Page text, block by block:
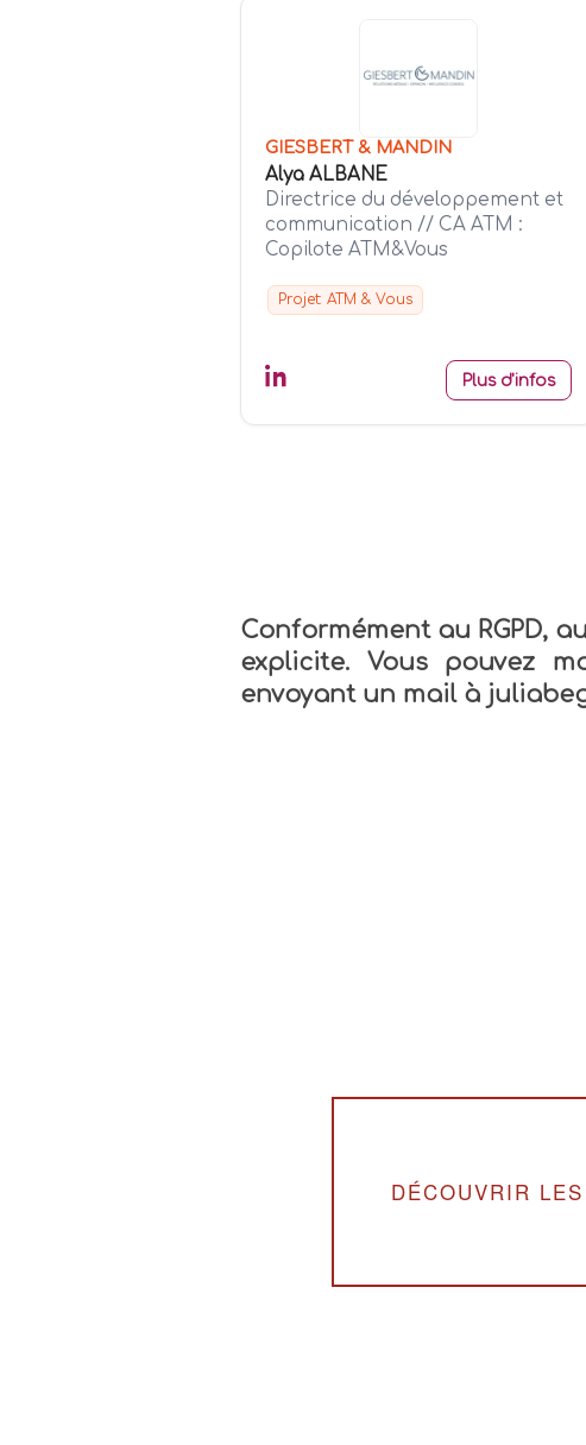
GIESBERT & MANDIN
Alya ALBANE
Directrice du développement et
communication // CA ATM :
Copilote ATM&Vous
Projet: ATM & Vous
Plus d'infos
Conformément au RGPD,
explicite. Vous pouvez
envoyant un mail à
DÉCOUVRIR